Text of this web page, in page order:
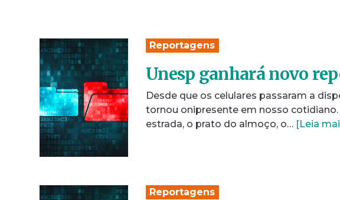
Reportagens
Unesp ganhará novo
Desde que os celulares passaram a
tornou onipresente em nosso
estrada, o prato do almoço, o… [Leia
Reportagens